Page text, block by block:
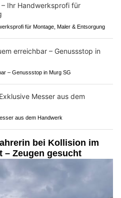
für Montage, Maler & Entsorgung
– Genussstop in Murg SG
aus dem Handwerk
bei Kollision im
– Zeugen gesucht